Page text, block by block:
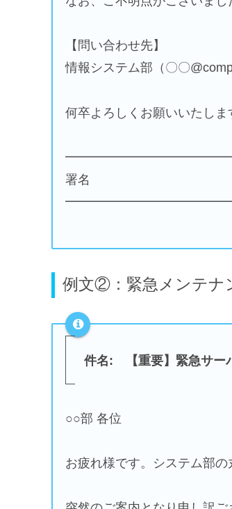
【問い合わせ先】
情報システム部（〇〇
何卒よろしくお願いいたしま
署名
例文②：緊急メンテナ
件名: 【重要】緊急サー
○○部 各位
お疲れ様です。システム部の